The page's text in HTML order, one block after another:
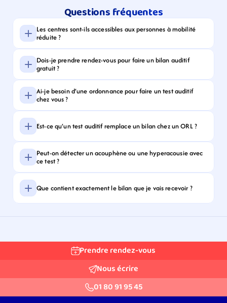
Questions fréquentes
Les centres sont-ils accessibles aux personnes à mobilité
réduite ?
Dois-je prendre rendez-vous pour faire un bilan auditif
gratuit ?
Ai-je besoin d’une ordonnance pour faire un test auditif
chez vous ?
Est-ce qu’un test auditif remplace un bilan chez un ORL ?
Peut-on détecter un acouphène ou une hyperacousie avec
ce test ?
Que contient exactement le bilan que je vais recevoir ?
Prendre rendez-vous
Nous écrire
01 80 91 95 45